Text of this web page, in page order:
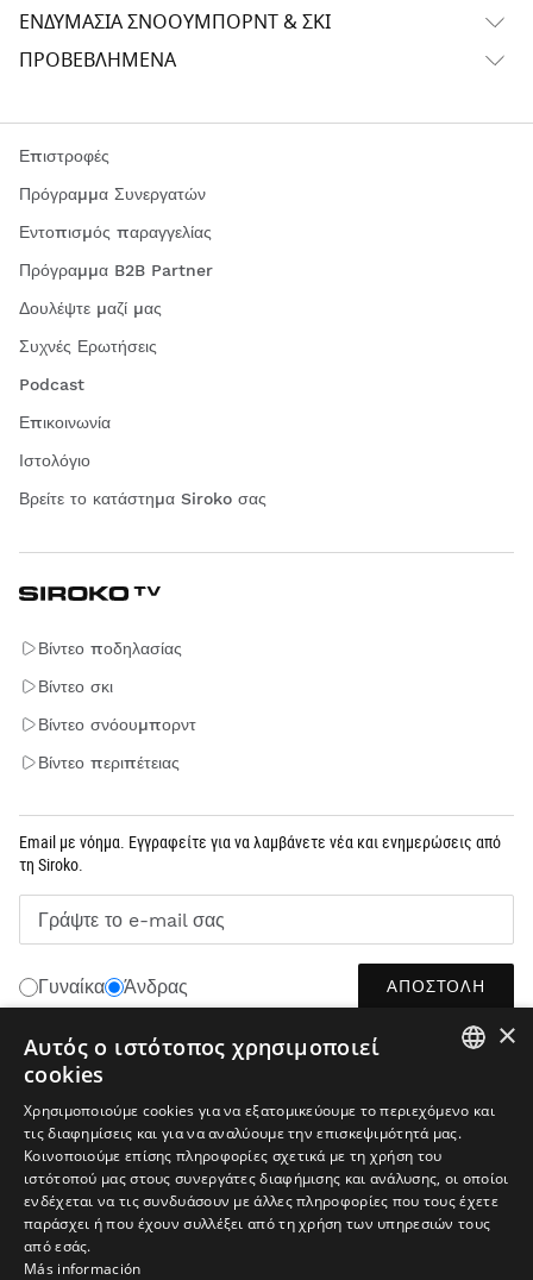
ΕΝΔΥΜΑΣΊΑ ΣΝΌΟΥΜΠΟΡΝΤ & ΣΚΙ
ΠΡΟΒΕΒΛΗΜΈΝΑ
Επιστροφές
Πρόγραμμα Συνεργατών
Εντοπισμός παραγγελίας
Πρόγραμμα B2B Partner
Δουλέψτε μαζί μας
Συχνές Ερωτήσεις
Podcast
Επικοινωνία
Ιστολόγιο
Βρείτε το κατάστημα Siroko σας
Βίντεο ποδηλασίας
Βίντεο σκι
Βίντεο σνόουμπορντ
Βίντεο περιπέτειας
Email με νόημα. Εγγραφείτε για να λαμβάνετε νέα και ενημερώσεις από
τη Siroko.
Γράψτε το e-mail σας
Γυναίκα Άνδρας ΑΠΟΣΤΟΛΉ
ΕΛΛΗΝΙΚΆ
Ανακοίνωση νομικού περιεχομένου
ENGLISH
GREEK
DANISH
×
Αυτός ο ιστότοπος χρησιμοποιεί
cookies
Χρησιμοποιούμε cookies για να εξατομικεύουμε το περιεχόμενο και
τις διαφημίσεις και για να αναλύουμε την επισκεψιμότητά μας.
Κοινοποιούμε επίσης πληροφορίες σχετικά με τη χρήση του
ιστότοπού μας στους συνεργάτες διαφήμισης και ανάλυσης, οι οποίοι
ενδέχεται να τις συνδυάσουν με άλλες πληροφορίες που τους έχετε
παράσχει ή που έχουν συλλέξει από τη χρήση των υπηρεσιών τους
από εσάς.
Más información